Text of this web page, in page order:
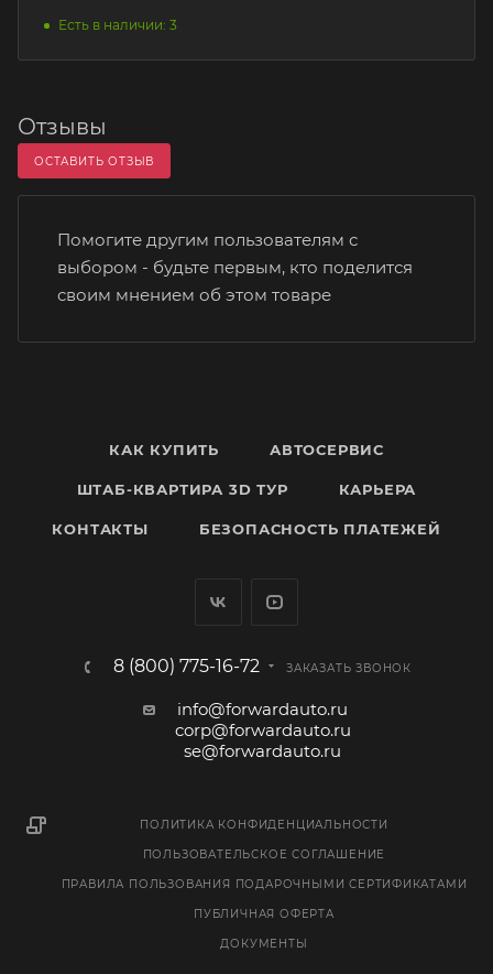
Есть в наличии: 3
Отзывы
ОСТАВИТЬ ОТЗЫВ
Помогите другим пользователям с
выбором - будьте первым, кто поделится
своим мнением об этом товаре
КАК КУПИТЬ АВТОСЕРВИС
ШТАБ-КВАРТИРА 3D ТУР КАРЬЕРА
КОНТАКТЫ БЕЗОПАСНОСТЬ ПЛАТЕЖЕЙ
8 (800) 775-16-72 ЗАКАЗАТЬ ЗВОНОК
info@forwardauto.ru
corp@forwardauto.ru
se@forwardauto.ru
ПОЛИТИКА КОНФИДЕНЦИАЛЬНОСТИ
ПОЛЬЗОВАТЕЛЬСКОЕ СОГЛАШЕНИЕ
ПРАВИЛА ПОЛЬЗОВАНИЯ ПОДАРОЧНЫМИ СЕРТИФИКАТАМИ
ПУБЛИЧНАЯ ОФЕРТА
ДОКУМЕНТЫ